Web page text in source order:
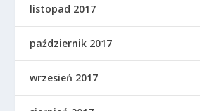
listopad 2017
październik 2017
wrzesień 2017